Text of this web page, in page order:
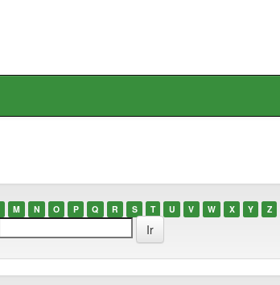
M N O P Q R S T U V W X Y Z